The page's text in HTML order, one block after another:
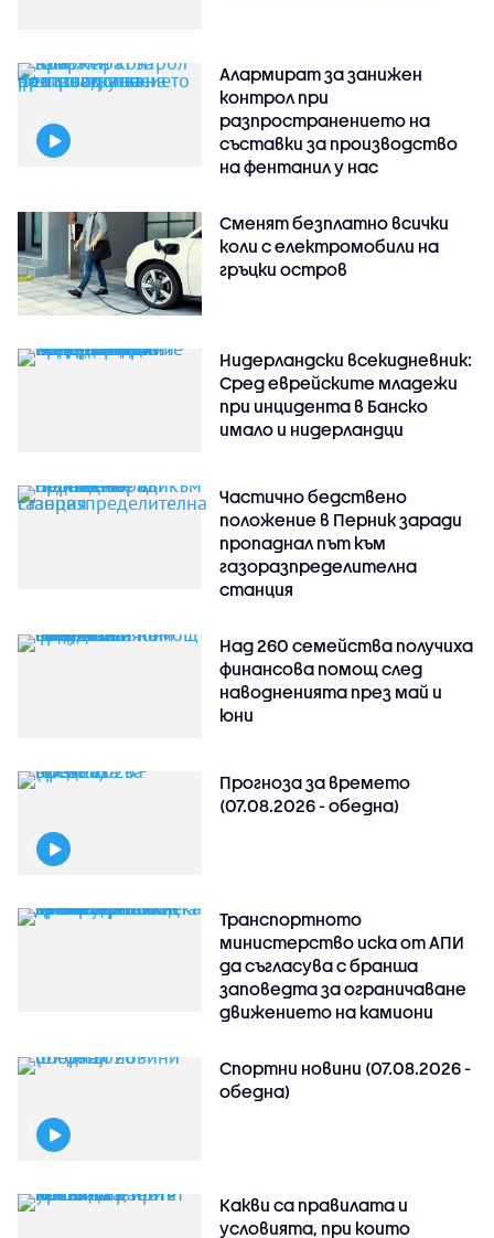
Алармират за занижен
контрол при
разпространението на
съставки за производство
на фентанил у нас
Сменят безплатно всички
коли с електромобили на
гръцки остров
Нидерландски всекидневник:
Сред еврейските младежи
при инцидента в Банско
имало и нидерландци
Частично бедствено
положение в Перник заради
пропаднал път към
газоразпределителна
станция
Над 260 семейства получиха
финансова помощ след
наводненията през май и
юни
Прогноза за времето
(07.08.2026 - обедна)
Транспортното
министерство иска от АПИ
да съгласува с бранша
заповедта за ограничаване
движението на камиони
Спортни новини (07.08.2026 -
обедна)
Какви са правилата и
условията, при които